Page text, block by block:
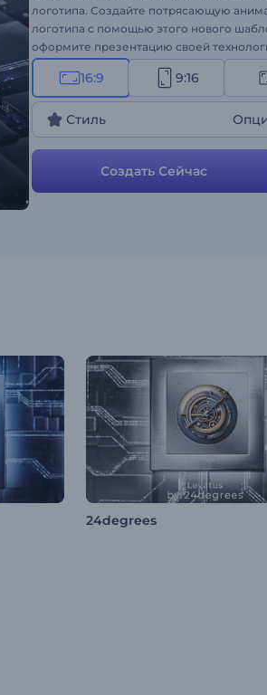
логотипа. Создайте потрясающую
логотипа с помощью этого нового
оформите презентацию своей
компании. Загрузите свой логотип и
несколько минут, чтобы увидеть
Шаблон идеально подходит для
видео для технической компании или
продвижения бренда, интро к
других проектов. Создайте свое интро!
16:9 9:16
Стиль
Создать Сейчас
24degrees